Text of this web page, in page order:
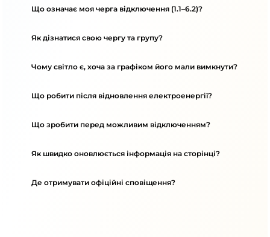
Що означає моя черга відключення (1.1–6.2)?
Як дізнатися свою чергу та групу?
Чому світло є, хоча за графіком його мали вимкнути?
Що робити після відновлення електроенергії?
Що зробити перед можливим відключенням?
Як швидко оновлюється інформація на сторінці?
Де отримувати офіційні сповіщення?